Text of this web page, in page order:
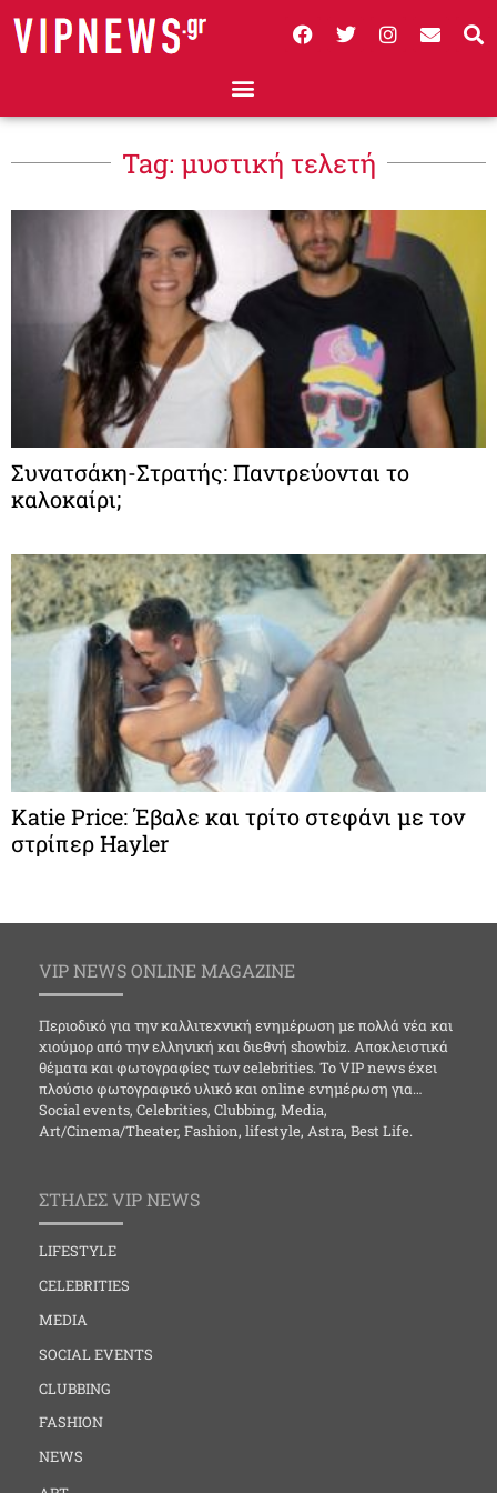
Tag: μυστική τελετή
Συνατσάκη-Στρατής: Παντρεύονται το
καλοκαίρι;
Katie Price: Έβαλε και τρίτο στεφάνι με τον
στρίπερ Ηayler
VIP NEWS ONLINE MAGAZINE
Περιοδικό για την καλλιτεχνική ενημέρωση με πολλά νέα και
χιούμορ από την ελληνική και διεθνή showbiz. Αποκλειστικά
θέματα και φωτογραφίες των celebrities. Το VIP news έχει
πλούσιο φωτογραφικό υλικό και online ενημέρωση για…
Social events, Celebrities, Clubbing, Media,
Art/Cinema/Theater, Fashion, lifestyle, Astra, Best Life.
ΣΤΗΛΕΣ VIP NEWS
LIFESTYLE
CELEBRITIES
MEDIA
SOCIAL EVENTS
CLUBBING
FASHION
NEWS